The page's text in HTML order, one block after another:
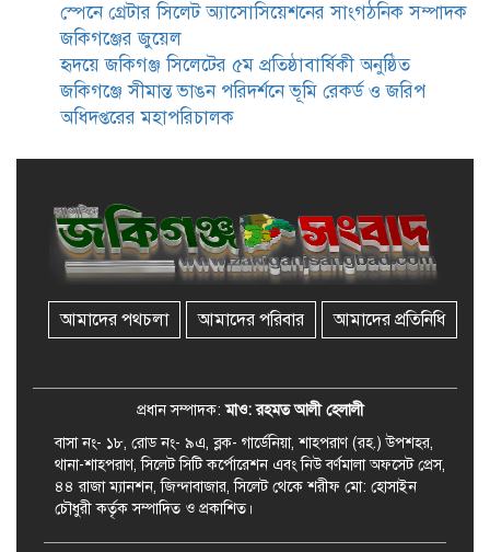
জকিগঞ্জে বালাউট ছাহেব বাড়ীর
উদ্যোগে দিনব্যাপী ফ্রি চক্ষু সেবা ক্যাম্প
জকিগঞ্জে সাজাপ্রাপ্ত আসামিসহ
রেলপথে যুক্ত হবে জকিগঞ্জ-কানাইঘাট,
শুরু হচ্ছে সম্ভাব্যতা সমীক্ষা
ছবি ঘিরে আলোচনা!
স্পেনে গ্রেটার সিলেট অ্যাসোসিয়েশনের সাংগঠনিক সম্পাদক
জকিগঞ্জের জুয়েল
হৃদয়ে জকিগঞ্জ সিলেটের ৫ম প্রতিষ্ঠাবার্ষিকী অনুষ্ঠিত
জকিগঞ্জে সীমান্ত ভাঙন পরিদর্শনে ভূমি রেকর্ড ও জরিপ
অধিদপ্তরের মহাপরিচালক
আমাদের পথচলা আমাদের পরিবার আমাদের প্রতিনিধি
প্রধান সম্পাদক:মাও: রহমত আলী হেলালী
বাসা নং- ১৮, রোড নং- ৯এ, ব্লক- গার্ডেনিয়া, শাহপরাণ (রহ.) উপশহর,
থানা-শাহপরাণ, সিলেট সিটি কর্পোরেশন এবং নিউ বর্ণমালা অফসেট প্রেস,
৪৪ রাজা ম্যানশন, জিন্দাবাজার, সিলেট থেকে শরীফ মো: হোসাইন
চৌধুরী কর্তৃক সম্পাদিত ও প্রকাশিত।